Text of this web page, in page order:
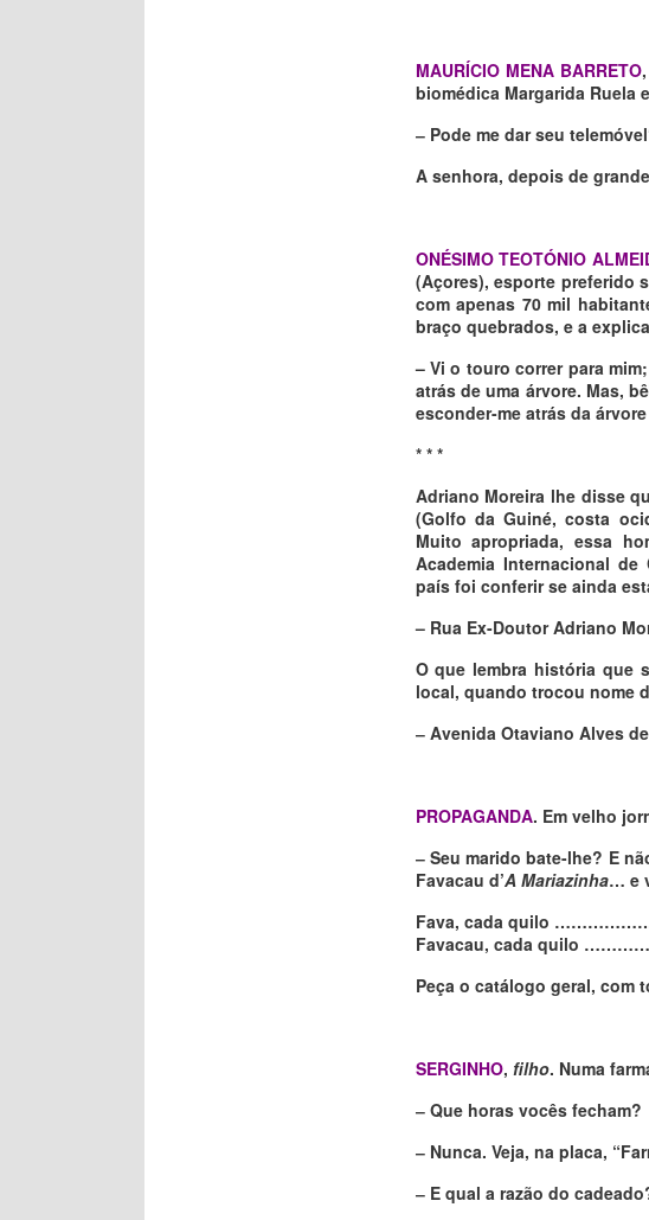
MAURÍCIO MENA BARRETO,
biomédica Margarida Ruela
‒ Pode me dar seu
A senhora, depois de
ONÉSIMO TEOTÓNIO
(Açores), esporte preferido
com apenas 70 mil
braço quebrados, e a
– Vi o touro correr para
atrás de uma árvore. Mas,
esconder-me atrás da
* * *
Adriano Moreira lhe disse
(Golfo da Guiné, costa
Muito apropriada, essa
Academia Internacional
país foi conferir se ainda
– Rua Ex-Doutor Adriano
O que lembra história que
local, quando trocou nome
‒ Avenida Otaviano Alves
PROPAGANDA. Em velho
‒ Seu marido bate-lhe? E
Favacau d’A Mariazinha… e
Fava, cada quilo
Favacau, cada quilo
Peça o catálogo geral, com
SERGINHO, filho. Numa
‒ Que horas vocês fecham?
‒ Nunca. Veja, na placa,
‒ E qual a razão do